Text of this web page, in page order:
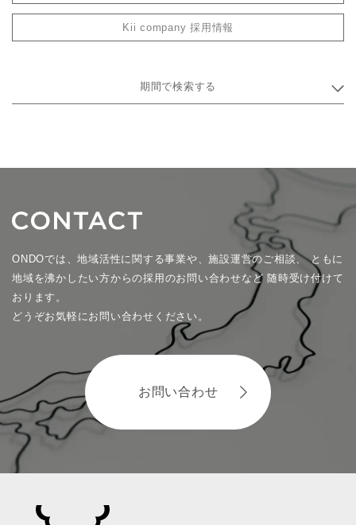
Kii company 採用情報
期間で検索する
ONDOでは、地域活性に関する事業や、施設運営のご相談、ともに
地域を沸かしたい方からの採用のお問い合わせなど 随時受け付けて
おります。
どうぞお気軽にお問い合わせください。
お問い合わせ